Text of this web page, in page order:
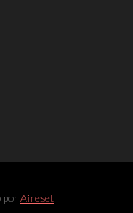
porAireset